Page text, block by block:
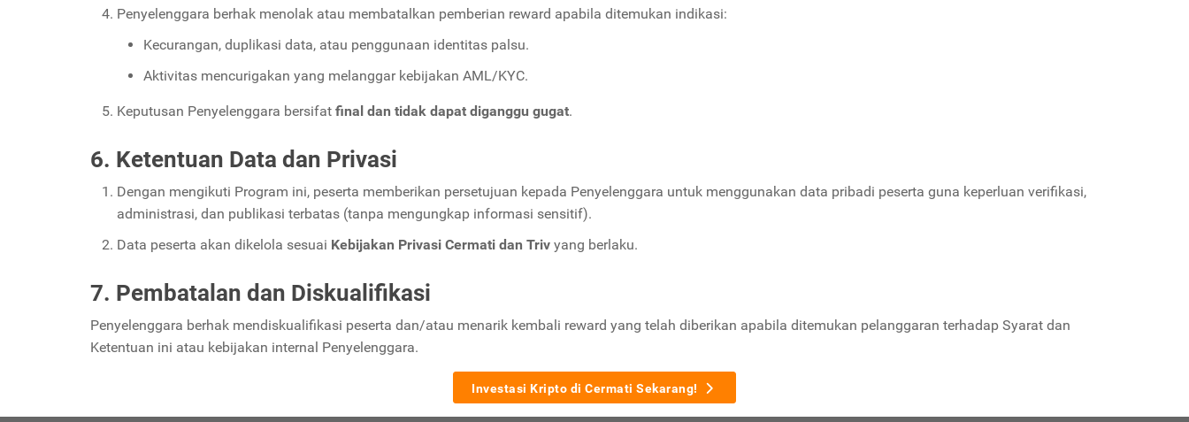
Penyelenggara berhak menolak atau membatalkan pemberian reward apabila ditemukan indikasi:
Kecurangan, duplikasi data, atau penggunaan identitas palsu.
Aktivitas mencurigakan yang melanggar kebijakan AML/KYC.
Keputusan Penyelenggara bersifat final dan tidak dapat diganggu gugat.
6. Ketentuan Data dan Privasi
Dengan mengikuti Program ini, peserta memberikan persetujuan kepada Penyelenggara untuk menggunakan data pribadi peserta guna keperluan verifikasi,
administrasi, dan publikasi terbatas (tanpa mengungkap informasi sensitif).
Data peserta akan dikelola sesuai Kebijakan Privasi Cermati dan Triv yang berlaku.
7. Pembatalan dan Diskualifikasi
Penyelenggara berhak mendiskualifikasi peserta dan/atau menarik kembali reward yang telah diberikan apabila ditemukan pelanggaran terhadap Syarat dan
Ketentuan ini atau kebijakan internal Penyelenggara.
Investasi Kripto di Cermati Sekarang!